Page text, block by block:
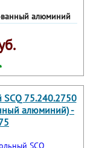
алюминий
SCQ 75.240.2750
алюминий) -